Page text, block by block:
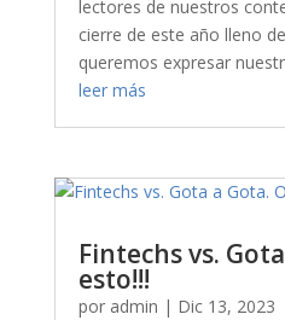
lectores de nuestros
cierre de este año lleno
queremos expresar
leer más
Fintechs vs.
esto!!!
por admin | Dic 13, 2023